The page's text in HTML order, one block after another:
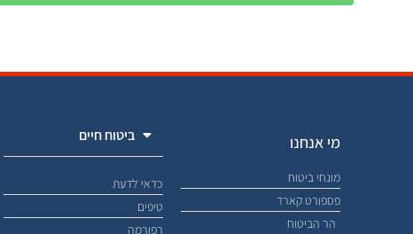
מי אנחנו
מונחי ביטוח
פספורט קארד
הר הביטוח
ביטוח חיים
כדאי לדעת
טיפים
רפורמה